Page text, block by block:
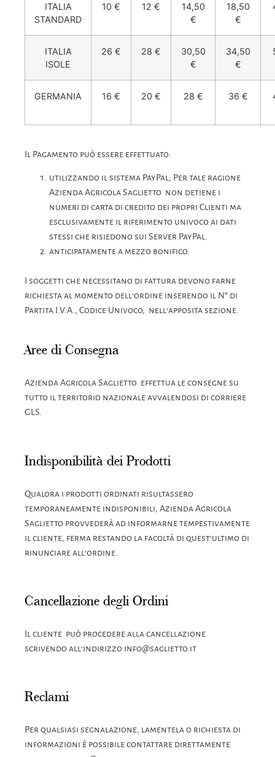
ITALIA
STANDARD
10 € 12 €
14,50
€
18,50
€
ITALIA
ISOLE
26 € 28 €
30,50
€
34,50
€
GERMANIA 16 € 20 € 28 € 36 €
Il Pagamento può essere effettuato:
utilizzando il sistema PayPal; Per tale ragione
Azienda Agricola Saglietto non detiene i
numeri di carta di credito dei propri Clienti ma
esclusivamente il riferimento univoco ai dati
stessi che risiedono sui Server PayPal.
anticipatamente a mezzo bonifico.
I soggetti che necessitano di fattura devono farne
richiesta al momento dell’ordine inserendo il N° di
Partita I.V.A., Codice Univoco, nell’apposita sezione.
Aree di Consegna
Azienda Agricola Saglietto effettua le consegne su
tutto il territorio nazionale avvalendosi di corriere
GLS.
Indisponibilità dei Prodotti
Qualora i prodotti ordinati risultassero
temporaneamente indisponibili, Azienda Agricola
Saglietto provvederà ad informarne tempestivamente
il cliente, ferma restando la facoltà di quest’ultimo di
rinunciare all’ordine.
Cancellazione degli Ordini
Il cliente può procedere alla cancellazione
scrivendo all’indirizzo info@saglietto.it
Reclami
Per qualsiasi segnalazione, lamentela o richiesta di
informazioni è possibile contattare direttamente